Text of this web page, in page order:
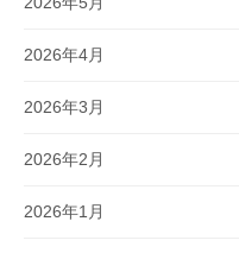
2026年4月
2026年3月
2026年2月
2026年1月